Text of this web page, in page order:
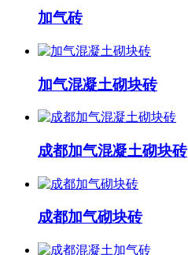
加气砖
加气混凝土砌块砖
成都加气混凝土砌块砖
成都加气砌块砖